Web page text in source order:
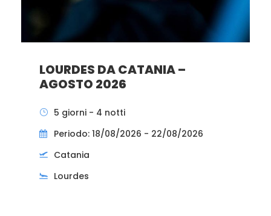
LOURDES DA CATANIA –
AGOSTO 2026
5 giorni - 4 notti
Periodo: 18/08/2026 - 22/08/2026
Catania
Lourdes